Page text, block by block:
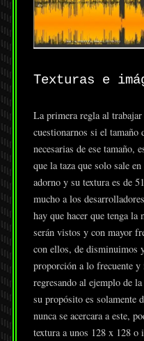
Texturas e
La primera regla al
cuestionarnos si el tamaño
necesarias de ese tamaño,
que la taza que solo sale
adorno y su textura es de
mucho a los
hay que hacer que tenga
serán vistos y con mayor
con ellos, de disminuimos
proporción a lo frecuente
regresando al ejemplo de
su propósito es solamente
nunca se acercara a este,
textura a unos 128 x 128